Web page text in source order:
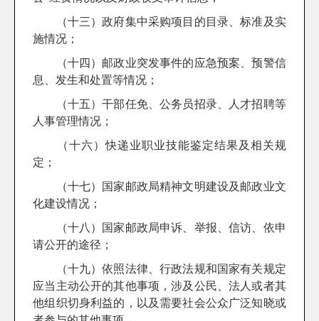
（十三）政府集中采购项目的目录、标准及实
施情况；
（十四）邮政业突发事件的应急预案、预警信
息、发生和处置等情况；
（十五）干部任免、公务员招录、人才招聘等
人事管理情况；
（十六）快递业职业技能鉴定结果及相关规
定；
（十七）国家邮政局精神文明建设及邮政业文
化建设情况；
（十八）国家邮政局申诉、举报、信访、依申
请公开的途径；
（十九）依照法律、行政法规和国家有关规定
应当主动公开的其他事项，涉及公民、法人或者其
他组织切身利益的，以及需要社会公众广泛知晓或